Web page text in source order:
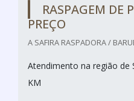
RASPAGEM DE
PREÇO
A SAFIRA RASPADORA /
Atendimento na região de
KM